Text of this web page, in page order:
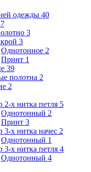
одежды 40
3
3
Однотонное 2
Принт 1
39
полотна 2
2
2-х нитка петля 5
Однотонный 2
Принт 3
3-х нитка начес 2
Однотонный 1
3-х нитка петля 4
Однотонный 4